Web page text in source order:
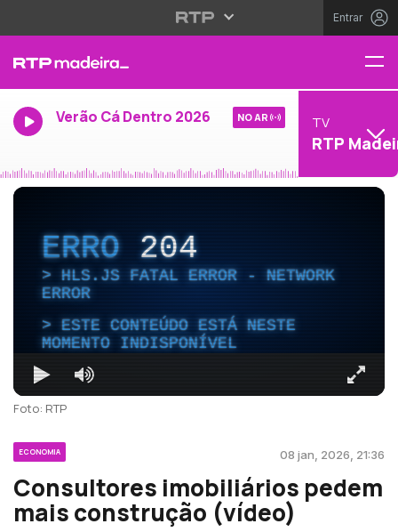
Entrar
Verão Cá Dentro 2026 NO AR TV
RTP
ERRO204
HLS.JS FATAL ERROR - NETWORK
ERROR
ESTE CONTEÚDO ESTÁ NESTE
MOMENTO INDISPONÍVEL
Foto: RTP
ECONOMIA 08 jan, 2026, 21:36
Consultores imobiliários pedem
mais construção (vídeo)